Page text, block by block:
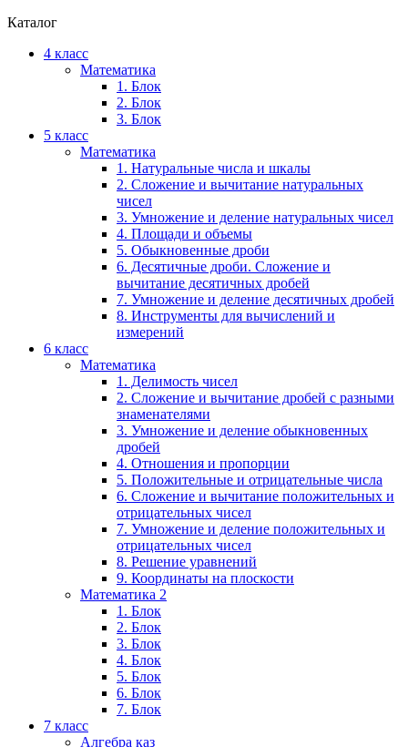
Каталог
4 класс
Математика
1. Блок
2. Блок
3. Блок
5 класс
Математика
1. Натуральные числа и шкалы
2. Сложение и вычитание натуральных
чисел
3. Умножение и деление натуральных чисел
4. Площади и объемы
5. Обыкновенные дроби
6. Десятичные дроби. Сложение и
вычитание десятичных дробей
7. Умножение и деление десятичных дробей
8. Инструменты для вычислений и
измерений
6 класс
Математика
1. Делимость чисел
2. Сложение и вычитание дробей с разными
знаменателями
3. Умножение и деление обыкновенных
дробей
4. Отношения и пропорции
5. Положительные и отрицательные числа
6. Сложение и вычитание положительных и
отрицательных чисел
7. Умножение и деление положительных и
отрицательных чисел
8. Решение уравнений
9. Координаты на плоскости
Математика 2
1. Блок
2. Блок
3. Блок
4. Блок
5. Блок
6. Блок
7. Блок
7 класс
Алгебра каз